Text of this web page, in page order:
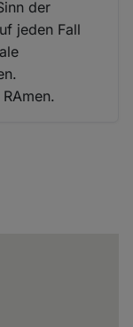
der
jeden Fall